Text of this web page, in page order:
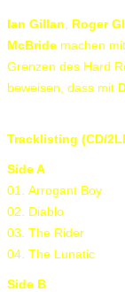
Ian Gillan Roger
McBride machen
Grenzen des Hard
beweisen, dass mit
Tracklisting (CD/
Side A
01. Arrogant Boy
02. Diablo
03. The Rider
04. The Lunatic
Side B